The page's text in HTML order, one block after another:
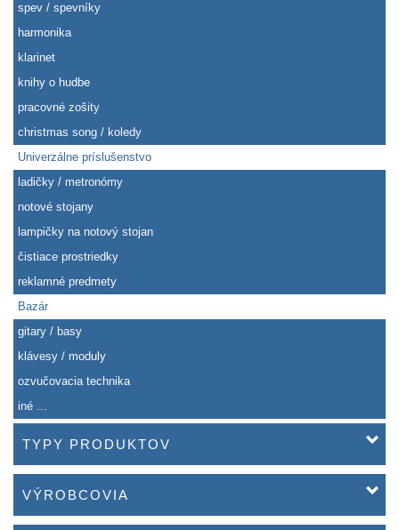
spev / spevníky
harmonika
klarinet
knihy o hudbe
pracovné zošity
christmas song / koledy
Univerzálne príslušenstvo
ladičky / metronómy
notové stojany
lampičky na notový stojan
čistiace prostriedky
reklamné predmety
Bazár
gitary / basy
klávesy / moduly
ozvučovacia technika
iné ...
TYPY PRODUKTOV
VÝROBCOVIA